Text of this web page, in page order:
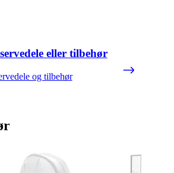
eller tilbehør
og tilbehør